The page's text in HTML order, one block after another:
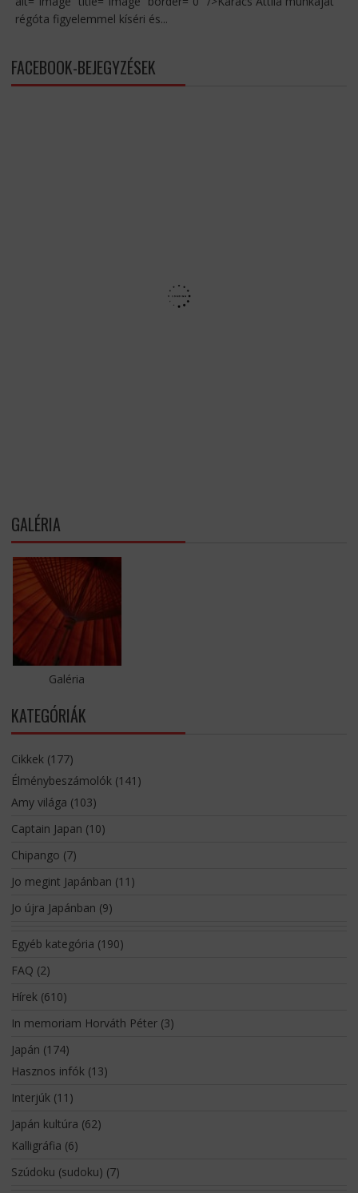
régóta figyelemmel kíséri és...
FACEBOOK-BEJEGYZÉSEK
GALÉRIA
Galéria
KATEGÓRIÁK
Cikkek(177)
Élménybeszámolók(141)
Amy világa (103)
Captain Japan (10)
Chipango (7)
Jo megint Japánban (11)
Jo újra Japánban (9)
Egyéb kategória (190)
FAQ (2)
Hírek(610)
In memoriam Horváth Péter(3)
Japán (174)
Hasznos infók(13)
Interjúk(11)
Japán kultúra (62)
Kalligráfia (6)
Szúdoku (sudoku) (7)